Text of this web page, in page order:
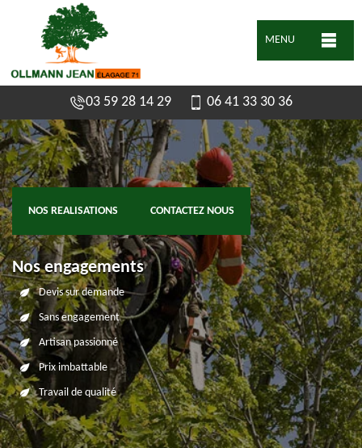
MENU
03 59 28 14 29 06 41 33 30 36
NOS REALISATIONS CONTACTEZ NOUS
Nos engagements
Devis sur demande
Sans engagement
Artisan passionné
Prix imbattable
Travail de qualité